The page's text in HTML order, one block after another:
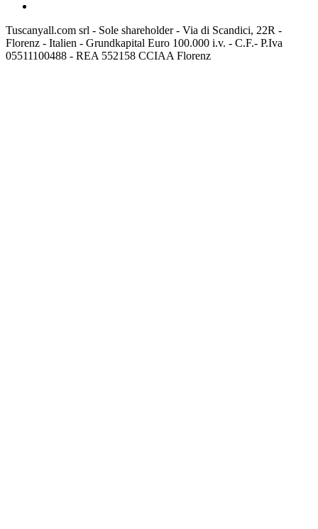
Tuscanyall.com srl - Sole shareholder - Via di Scandici, 22R -
Florenz - Italien - Grundkapital Euro 100.000 i.v. - C.F.- P.Iva
05511100488 - REA 552158 CCIAA Florenz